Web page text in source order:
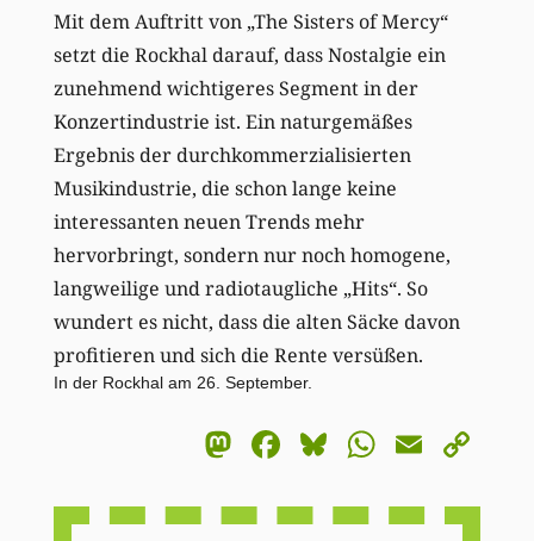
Mit dem Auftritt von „The Sisters of Mercy“
setzt die Rockhal darauf, dass Nostalgie ein
zunehmend wichtigeres Segment in der
Konzertindustrie ist. Ein naturgemäßes
Ergebnis der durchkommerzialisierten
Musikindustrie, die schon lange keine
interessanten neuen Trends mehr
hervorbringt, sondern nur noch homogene,
langweilige und radiotaugliche „Hits“. So
wundert es nicht, dass die alten Säcke davon
profitieren und sich die Rente versüßen.
In der Rockhal am 26. September.
Mastodon
Facebook
BlueskyEmail